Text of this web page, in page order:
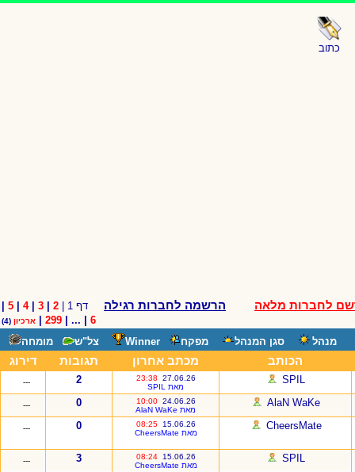
כתוב
לחברות מלאה הרשמה לחברות רגילה דף 1 | 2
3
|
4
5
6
| ... |
299 ארכיון (4)
מנהל סגן המנהל מפקח Winner צל"ש מומחה
הכותב מכתב אחרון תגובות דירוג
SPIL
27.06.26
23:38
מאת SPIL
2
---
AlaN WaKe
24.06.26
10:00
מאת AlaN WaKe
0
---
CheersMate
15.06.26
08:25
מאת CheersMate
0
---
SPIL
15.06.26
08:24
מאת CheersMate
3
---